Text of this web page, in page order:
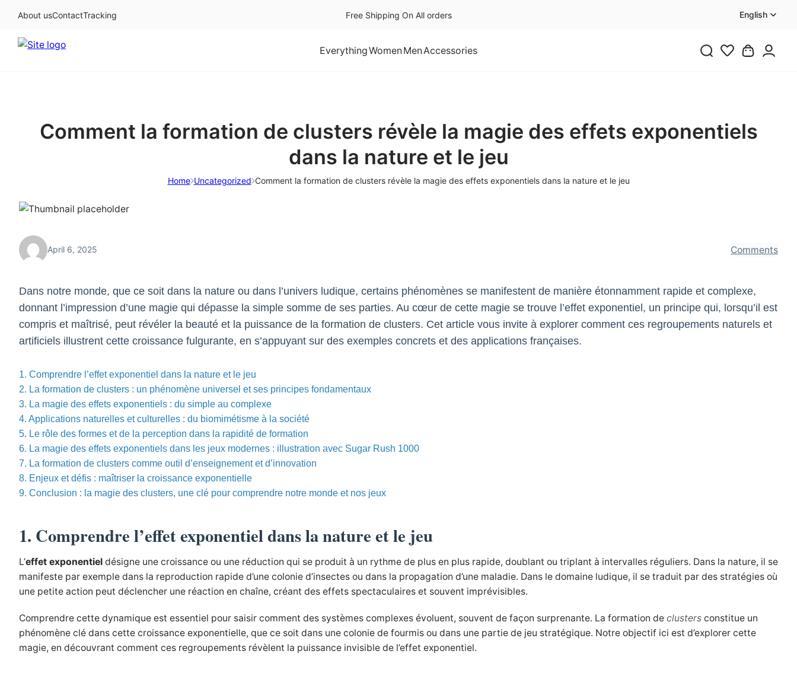
About usContactTracking Free Shipping On All orders English
EverythingWomenMenAccessories
Comment la formation de clusters révèle la magie des effets exponentiels
dans la nature et le jeu
Home Uncategorized Comment la formation de clusters révèle la magie des effets exponentiels dans la nature et le jeu
April 6, 2025 Comments
Dans notre monde, que ce soit dans la nature ou dans l’univers ludique, certains phénomènes se manifestent de manière étonnamment rapide et complexe,
donnant l’impression d’une magie qui dépasse la simple somme de ses parties. Au cœur de cette magie se trouve l’effet exponentiel, un principe qui, lorsqu’il est
compris et maîtrisé, peut révéler la beauté et la puissance de la formation de clusters. Cet article vous invite à explorer comment ces regroupements naturels et
artificiels illustrent cette croissance fulgurante, en s’appuyant sur des exemples concrets et des applications françaises.
1. Comprendre l’effet exponentiel dans la nature et le jeu
2. La formation de clusters : un phénomène universel et ses principes fondamentaux
3. La magie des effets exponentiels : du simple au complexe
4. Applications naturelles et culturelles : du biomimétisme à la société
5. Le rôle des formes et de la perception dans la rapidité de formation
6. La magie des effets exponentiels dans les jeux modernes : illustration avec Sugar Rush 1000
7. La formation de clusters comme outil d’enseignement et d’innovation
8. Enjeux et défis : maîtriser la croissance exponentielle
9. Conclusion : la magie des clusters, une clé pour comprendre notre monde et nos jeux
1. Comprendre l’effet exponentiel dans la nature et le jeu
L’effet exponentiel désigne une croissance ou une réduction qui se produit à un rythme de plus en plus rapide, doublant ou triplant à intervalles réguliers. Dans la nature, il se
manifeste par exemple dans la reproduction rapide d’une colonie d’insectes ou dans la propagation d’une maladie. Dans le domaine ludique, il se traduit par des stratégies où
une petite action peut déclencher une réaction en chaîne, créant des effets spectaculaires et souvent imprévisibles.
Comprendre cette dynamique est essentiel pour saisir comment des systèmes complexes évoluent, souvent de façon surprenante. La formation de clusters constitue un
phénomène clé dans cette croissance exponentielle, que ce soit dans une colonie de fourmis ou dans une partie de jeu stratégique. Notre objectif ici est d’explorer cette
magie, en découvrant comment ces regroupements révèlent la puissance invisible de l’effet exponentiel.